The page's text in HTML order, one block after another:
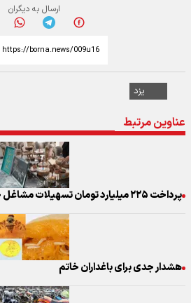
ارسال به دیگران
یزد
عناوین مرتبط
پرداخت ۲۲۵ میلیارد تومان تسهیلات مشاغل خانگی در استان یزد
هشدار جدی برای باغداران خاتم